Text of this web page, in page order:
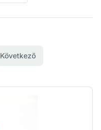
Következő